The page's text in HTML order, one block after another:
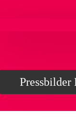
Pressbilder